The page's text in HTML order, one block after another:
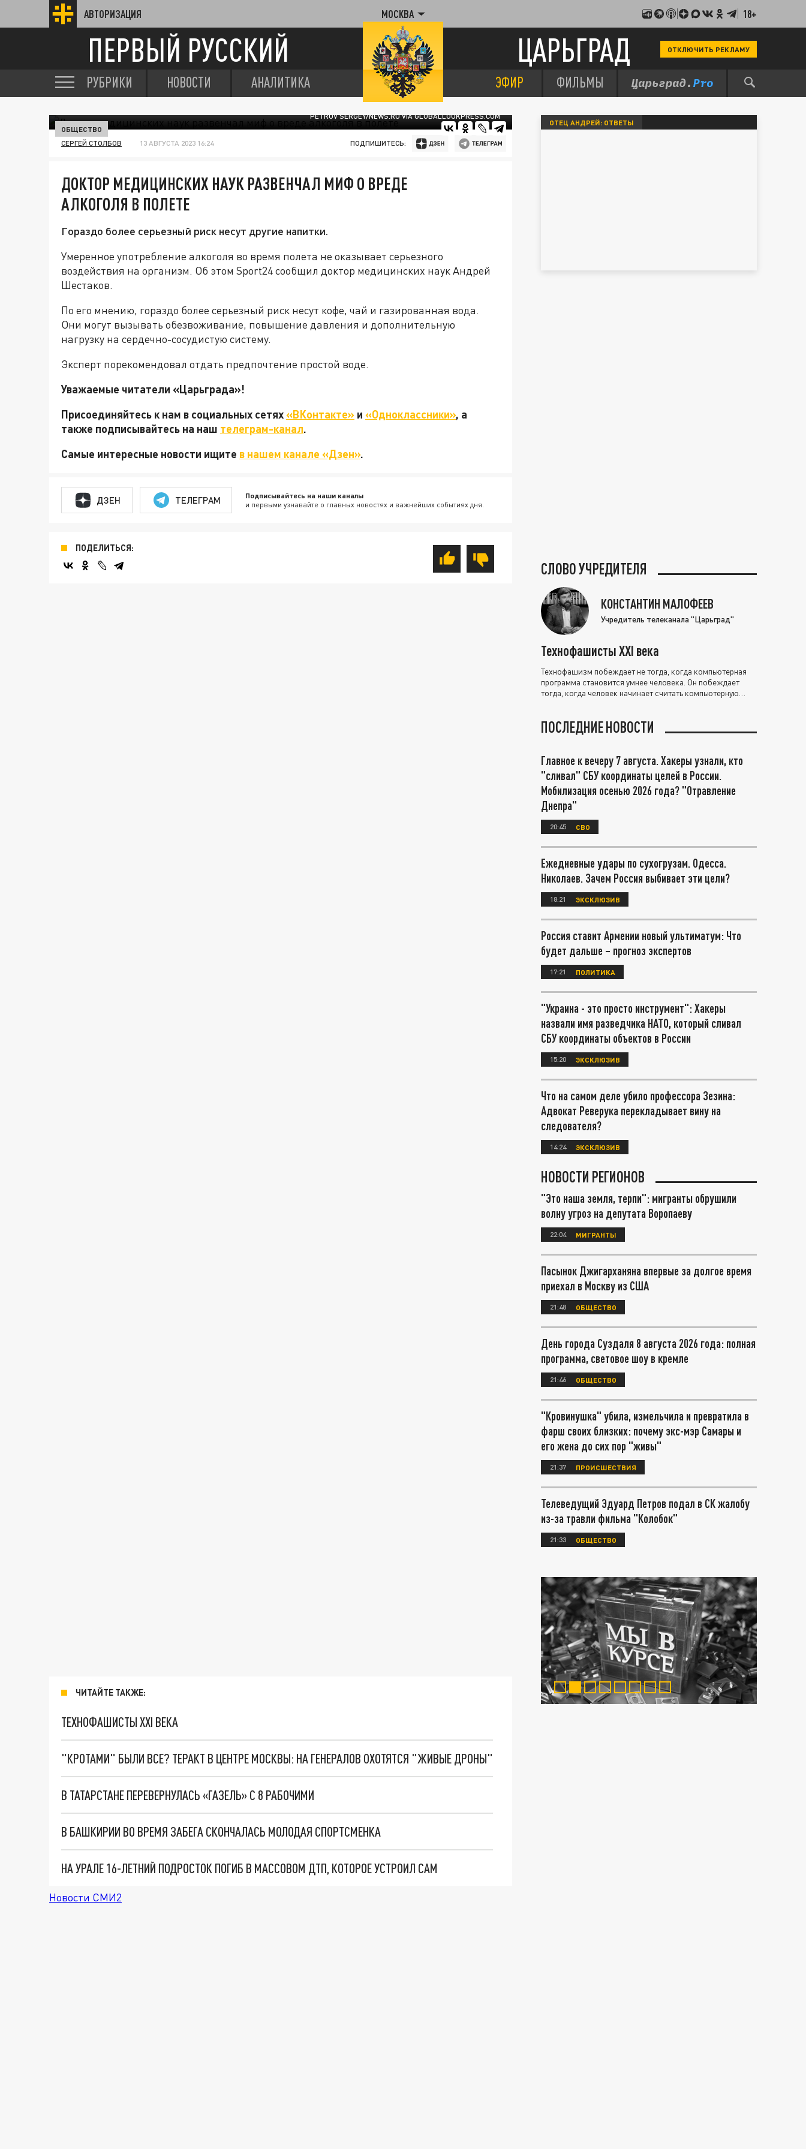
АВТОРИЗАЦИЯ МОСКВА 18+
ПЕРВЫЙ РУССКИЙ ЦАРЬГРАД ОТКЛЮЧИТЬ РЕКЛАМУ
РУБРИКИ НОВОСТИ АНАЛИТИКА ЭФИР ФИЛЬМЫ
PETROV SERGEY/NEWS.RU VIA GLOBALLOOKPRESS.COM
ОБЩЕСТВО
СЕРГЕЙ СТОЛБОВ 13 АВГУСТА 2023 16:24 ПОДПИШИТЕСЬ:
ДОКТОР МЕДИЦИНСКИХ НАУК РАЗВЕНЧАЛ МИФ О ВРЕДЕ
АЛКОГОЛЯ В ПОЛЕТЕ
Гораздо более серьезный риск несут другие напитки.
Умеренное употребление алкоголя во время полета не оказывает серьезного
воздействия на организм. Об этом Sport24 сообщил доктор медицинских наук Андрей
Шестаков.
По его мнению, гораздо более серьезный риск несут кофе, чай и газированная вода.
Они могут вызывать обезвоживание, повышение давления и дополнительную
нагрузку на сердечно-сосудистую систему.
Эксперт порекомендовал отдать предпочтение простой воде.
Уважаемые читатели «Царьграда»!
Присоединяйтесь к нам в социальных сетях«ВКонтакте» и «Одноклассники», а
также подписывайтесь на наш телеграм-канал.
Самые интересные новости ищите в нашем канале «Дзен».
ДЗЕН ТЕЛЕГРАМ Подписывайтесь на наши каналы
и первыми узнавайте о главных новостях и важнейших событиях дня.
ПОДЕЛИТЬСЯ:
ЧИТАЙТЕ ТАКЖЕ:
ТЕХНОФАШИСТЫ XXI ВЕКА
"КРОТАМИ" БЫЛИ ВСЕ? ТЕРАКТ В ЦЕНТРЕ МОСКВЫ: НА ГЕНЕРАЛОВ ОХОТЯТСЯ "ЖИВЫЕ ДРОНЫ"
В ТАТАРСТАНЕ ПЕРЕВЕРНУЛАСЬ «ГАЗЕЛЬ» С 8 РАБОЧИМИ
В БАШКИРИИ ВО ВРЕМЯ ЗАБЕГА СКОНЧАЛАСЬ МОЛОДАЯ СПОРТСМЕНКА
НА УРАЛЕ 16-ЛЕТНИЙ ПОДРОСТОК ПОГИБ В МАССОВОМ ДТП, КОТОРОЕ УСТРОИЛ САМ
Новости СМИ2
ОТЕЦ АНДРЕЙ: ОТВЕТЫ
СЛОВО УЧРЕДИТЕЛЯ
КОНСТАНТИН МАЛОФЕЕВ
Учредитель телеканала "Царьград"
Технофашисты XXI века
Технофашизм побеждает не тогда, когда компьютерная
программа становится умнее человека. Он побеждает
тогда, когда человек начинает считать компьютерную
ПОСЛЕДНИЕ НОВОСТИ
Главное к вечеру 7 августа. Хакеры узнали, кто
"сливал" СБУ координаты целей в России.
Мобилизация осенью 2026 года? "Отравление
Днепра"
20:45 СВО
Ежедневные удары по сухогрузам. Одесса.
Николаев. Зачем Россия выбивает эти цели?
18:21 ЭКСКЛЮЗИВ
Россия ставит Армении новый ультиматум: Что
будет дальше – прогноз экспертов
17:21 ПОЛИТИКА
"Украина - это просто инструмент": Хакеры
назвали имя разведчика НАТО, который сливал
СБУ координаты объектов в России
15:20 ЭКСКЛЮЗИВ
Что на самом деле убило профессора Зезина:
Адвокат Реверука перекладывает вину на
следователя?
14:24 ЭКСКЛЮЗИВ
НОВОСТИ РЕГИОНОВ
"Это наша земля, терпи": мигранты обрушили
волну угроз на депутата Воропаеву
22:04 МИГРАНТЫ
Пасынок Джигарханяна впервые за долгое время
приехал в Москву из США
21:48 ОБЩЕСТВО
День города Суздаля 8 августа 2026 года: полная
программа, световое шоу в кремле
21:46 ОБЩЕСТВО
"Кровинушка" убила, измельчила и превратила в
фарш своих близких: почему экс-мэр Самары и
его жена до сих пор "живы"
21:37 ПРОИСШЕСТВИЯ
Телеведущий Эдуард Петров подал в СК жалобу
из-за травли фильма "Колобок"
21:33 ОБЩЕСТВО